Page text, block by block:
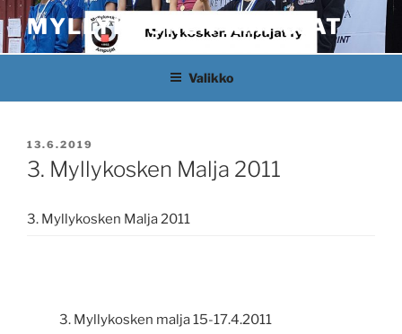
Siirry
sisältöönMYLLYKOSKEN AMPUJAT
Valikko
JULKAISTU
13.6.2019
3. Myllykosken Malja 2011
3. Myllykosken Malja 2011
3. Myllykosken malja 15-17.4.2011